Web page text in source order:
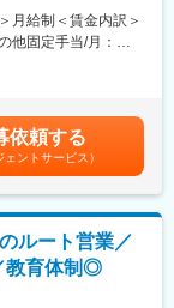
す。
域を盛り上げるこ
ューション営業の
慮する方針です。
かるため、簡単に
ます。
ーカー)が組み込まれ
路の事故を未然に
ています。
・営業活動
月給制＜賃金内訳＞
他固定手当/月：
があります。月給
依頼する
ェントサービス）
ルート営業／
教育体制◎